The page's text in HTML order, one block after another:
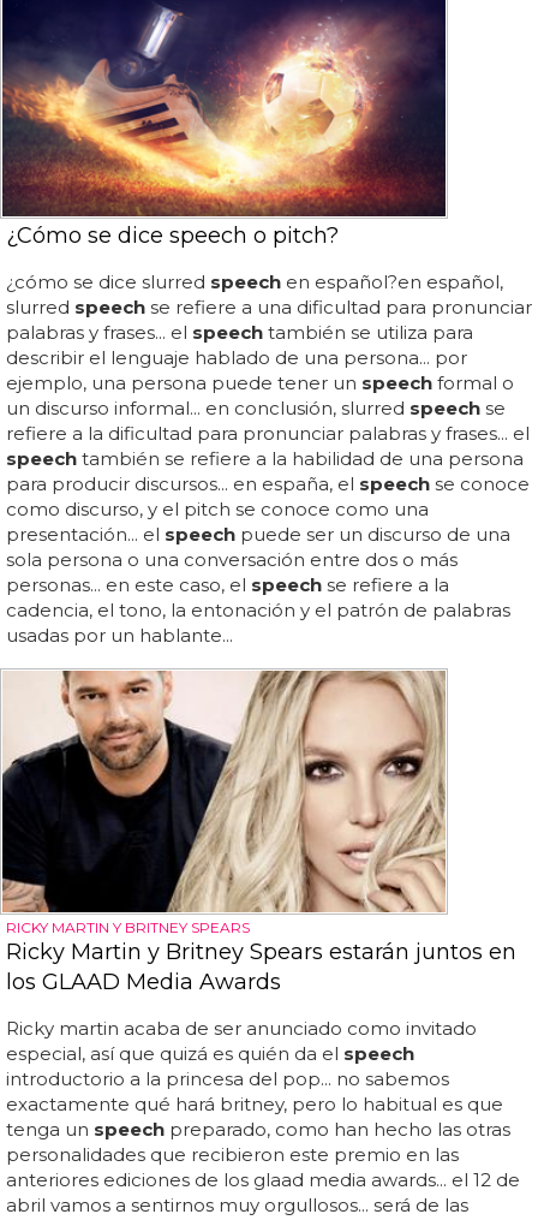
¿Cómo se dice speech o pitch?
¿cómo se dice slurred speech en español?en español,
slurred speech se refiere a una dificultad para pronunciar
palabras y frases... el speech también se utiliza para
describir el lenguaje hablado de una persona... por
ejemplo, una persona puede tener un speech formal o
un discurso informal... en conclusión, slurred speech se
refiere a la dificultad para pronunciar palabras y frases... el
speech también se refiere a la habilidad de una persona
para producir discursos... en españa, el speech se conoce
como discurso, y el pitch se conoce como una
presentación... el speech puede ser un discurso de una
sola persona o una conversación entre dos o más
personas... en este caso, el speech se refiere a la
cadencia, el tono, la entonación y el patrón de palabras
usadas por un hablante...
RICKY MARTIN Y BRITNEY SPEARS
Ricky Martin y Britney Spears estarán juntos en
los GLAAD Media Awards
Ricky martin acaba de ser anunciado como invitado
especial, así que quizá es quién da el speech
introductorio a la princesa del pop... no sabemos
exactamente qué hará britney, pero lo habitual es que
tenga un speech preparado, como han hecho las otras
personalidades que recibieron este premio en las
anteriores ediciones de los glaad media awards... el 12 de
abril vamos a sentirnos muy orgullosos... será de las